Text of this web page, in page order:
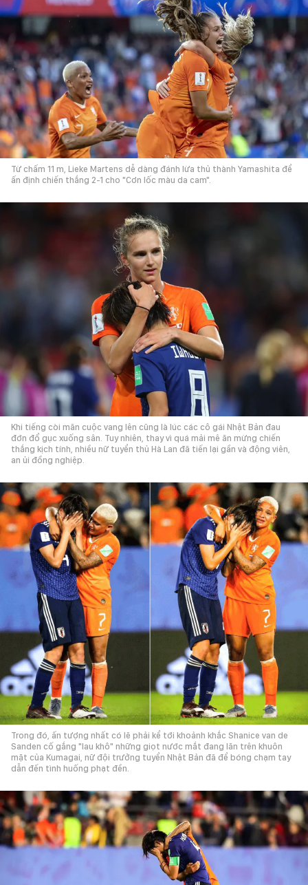
Từ chấm 11 m, Lieke Martens dễ dàng đánh lừa thủ thành Yamashita để
ấn định chiến thắng 2-1 cho "Cơn lốc màu da cam".
Khi tiếng còi mãn cuộc vang lên cũng là lúc các cô gái Nhật Bản đau
đớn đổ gục xuống sân. Tuy nhiên, thay vì quá mải mê ăn mừng chiến
thắng kịch tính, nhiều nữ tuyển thủ Hà Lan đã tiến lại gần và động viên,
an ủi đồng nghiệp.
Trong đó, ấn tượng nhất có lẽ phải kể tới khoảnh khắc Shanice van de
Sanden cố gắng "lau khô" những giọt nước mắt đang lăn trên khuôn
mặt của Kumagai, nữ đội trưởng tuyển Nhật Bản đã để bóng chạm tay
dẫn đến tình huống phạt đền.